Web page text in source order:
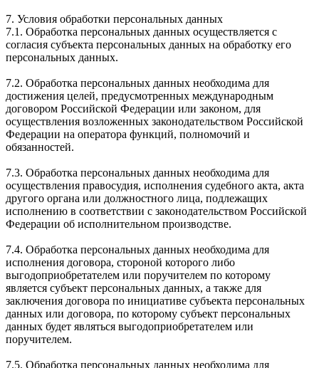
7. Условия обработки персональных данных
7.1. Обработка персональных данных осуществляется с
согласия субъекта персональных данных на обработку его
персональных данных.
7.2. Обработка персональных данных необходима для
достижения целей, предусмотренных международным
договором Российской Федерации или законом, для
осуществления возложенных законодательством Российской
Федерации на оператора функций, полномочий и
обязанностей.
7.3. Обработка персональных данных необходима для
осуществления правосудия, исполнения судебного акта, акта
другого органа или должностного лица, подлежащих
исполнению в соответствии с законодательством Российской
Федерации об исполнительном производстве.
7.4. Обработка персональных данных необходима для
исполнения договора, стороной которого либо
выгодоприобретателем или поручителем по которому
является субъект персональных данных, а также для
заключения договора по инициативе субъекта персональных
данных или договора, по которому субъект персональных
данных будет являться выгодоприобретателем или
поручителем.
7.5. Обработка персональных данных необходима для